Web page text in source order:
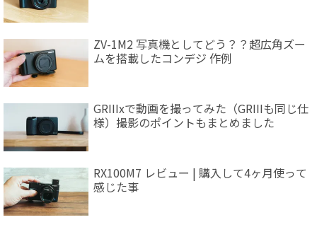
ZV-1M2 写真機としてどう？？超広角ズー
ムを搭載したコンデジ 作例
GRIIIxで動画を撮ってみた（GRIIIも同じ仕
様）撮影のポイントもまとめました
RX100M7 レビュー | 購入して4ヶ月使って
感じた事